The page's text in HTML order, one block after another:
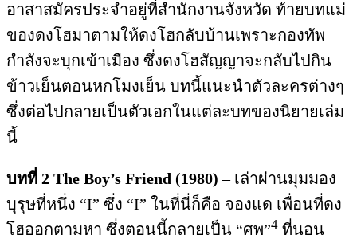
อาสาสมัครประจำอยู่ที่สำนักงานจังหวัด ท้ายบทแม่
ของดงโฮมาตามให้ดงโฮกลับบ้านเพราะกองทัพ
กำลังจะบุกเข้าเมือง ซึ่งดงโฮสัญญาจะกลับไปกิน
ข้าวเย็นตอนหกโมงเย็น บทนี้แนะนำตัวละครต่างๆ
ซึ่งต่อไปกลายเป็นตัวเอกในแต่ละบทของนิยายเล่ม
นี้
บทที่ 2 The Boy’s Friend (1980) – เล่าผ่านมุมมอง
บุรุษที่หนึ่ง “I” ซึ่ง “I” ในที่นี่ก็คือ จองแด เพื่อนที่ดง
โฮออกตามหา ซึ่งตอนนี้กลายเป็น “ศพ”4 ที่นอน